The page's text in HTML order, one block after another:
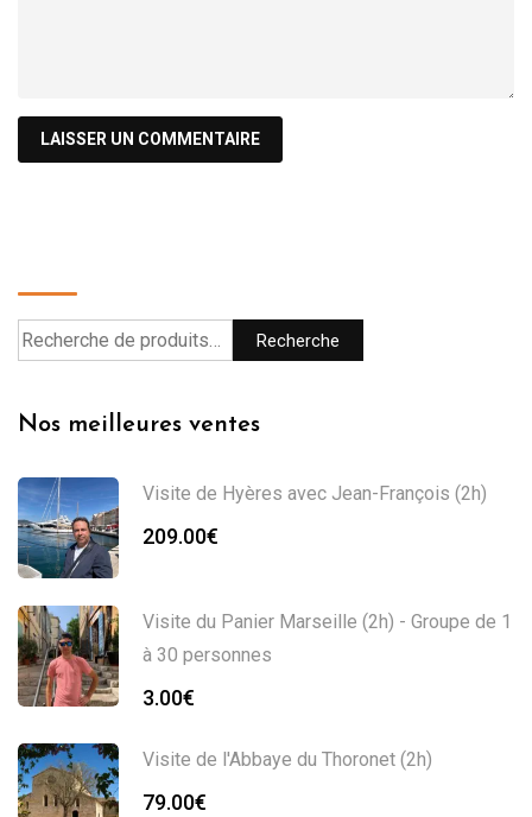
Recherche
Nos meilleures ventes
Visite de Hyères avec Jean-François (2h)
209.00€
Visite du Panier Marseille (2h) - Groupe de 1
à 30 personnes
3.00€
Visite de l'Abbaye du Thoronet (2h)
79.00€